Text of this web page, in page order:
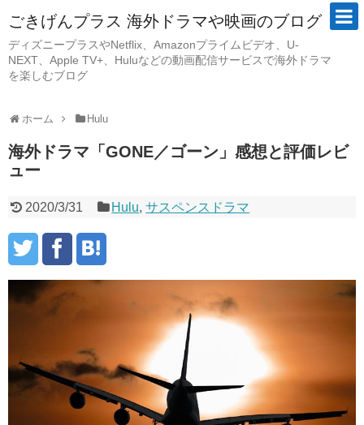
ごきげんプラス 海外ドラマや映画のブログ
ディズニープラスやNetflix、Amazonプライムビデオ、U-
NEXT、Apple TV+、Huluなどの動画配信サービスで海外ドラマ
を楽しむブログ
ホーム Hulu
海外ドラマ「GONE／ゴーン」感想と評価レビ
ュー
2020/3/31 Hulu,サスペンスドラマ